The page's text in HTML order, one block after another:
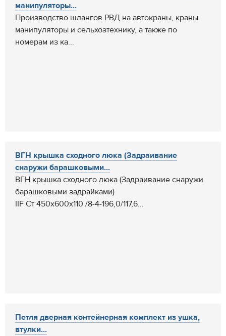
манипуляторы...
Производство шлангов РВД на автокраны, краны
манипуляторы и сельхозтехнику, а также по
номерам из ка...
ВГН крышка сходного люка (Задраивание
снаружи барашковыми...
ВГН крышка сходного люка (Задраивание снаружи
барашковыми задрайками)
IIF Ст 450x600x110 /8-4-196,0/117,6...
Петля дверная контейнерная комплект из ушка,
втулки...